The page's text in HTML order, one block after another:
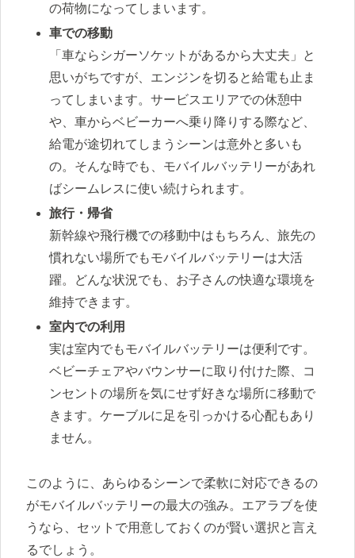
の荷物になってしまいます。
車での移動
「車ならシガーソケットがあるから大丈夫」と
思いがちですが、エンジンを切ると給電も止ま
ってしまいます。サービスエリアでの休憩中
や、車からベビーカーへ乗り降りする際など、
給電が途切れてしまうシーンは意外と多いも
の。そんな時でも、モバイルバッテリーがあれ
ばシームレスに使い続けられます。
旅行・帰省
新幹線や飛行機での移動中はもちろん、旅先の
慣れない場所でもモバイルバッテリーは大活
躍。どんな状況でも、お子さんの快適な環境を
維持できます。
室内での利用
実は室内でもモバイルバッテリーは便利です。
ベビーチェアやバウンサーに取り付けた際、コ
ンセントの場所を気にせず好きな場所に移動で
きます。ケーブルに足を引っかける心配もあり
ません。
このように、あらゆるシーンで柔軟に対応できるの
がモバイルバッテリーの最大の強み。エアラブを使
うなら、セットで用意しておくのが賢い選択と言え
るでしょう。